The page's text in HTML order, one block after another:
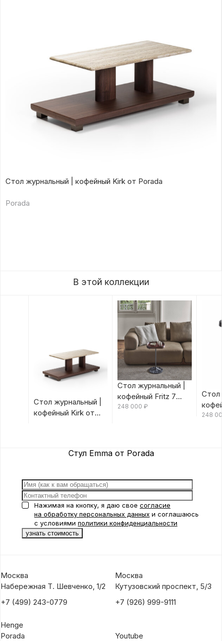
Стол журнальный | кофейный Kirk от Porada
Porada
В этой коллекции
Стол журнальный |
кофейный Kirk от
Стол журнальный |
кофейный Fritz 7
Canaletta/Rosso
248 000 ₽
Стол
248
Стул Emma от Porada
Нажимая на кнопку, я даю свое согласие
на обработку персональных данных и соглашаюсь
с условиями политики конфиденциальности
Москва
Набережная Т. Шевченко, 1/2
+7 (499) 243-0779
Москва
Кутузовский проспект, 5/3
+7 (926) 999-9111
Henge
Porada
Youtube